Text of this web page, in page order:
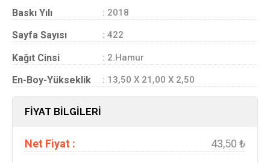
Baskı Yılı : 2018
Sayfa Sayısı : 422
Kağıt Cinsi : 2.Hamur
En-Boy-Yükseklik : 13,50 X 21,00 X 2,50
FİYAT BİLGİLERİ
Net Fiyat :
43,50 ₺